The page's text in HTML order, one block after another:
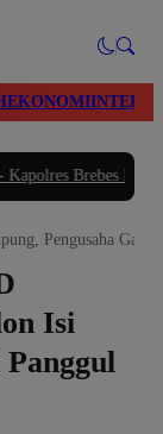
EKONOMI
Pimpin Bhakti Sosial
Pengusaha
Isi